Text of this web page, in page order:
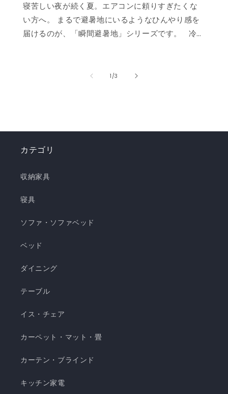
寝苦しい夜が続く夏。エアコンに頼りすぎたくな
い方へ。 まるで避暑地にいるようなひんやり感を
届けるのが、「瞬間避暑地」シリーズです。 冷
うな“ずっと触れていたくなる冷たさ”を実現しま
う！✨ ❄️強冷感リバーシブルケット ❄️強冷感リバ
き枕 ❄️強冷感3層ごろ寝マット ❄️強冷感ソファーパ
ッド ❄️強冷感極厚ラグ 🍃【New!!】通年使えるレ
ケット ・選べる4サイズ(ハーフ/シングル/セミダ
シブル仕様 ・柔らかくてとろっとしたくしゅくし
濯できてお手入れ簡単 瞬間避暑地 くしゅくしゅケ
暑地 くしゅくしゅケット SD...
1 /の
3
カテゴリ
収納家具
寝具
ソファ・ソファベッド
ベッド
ダイニング
テーブル
イス・チェア
カーペット・マット・畳
カーテン・ブラインド
キッチン家電